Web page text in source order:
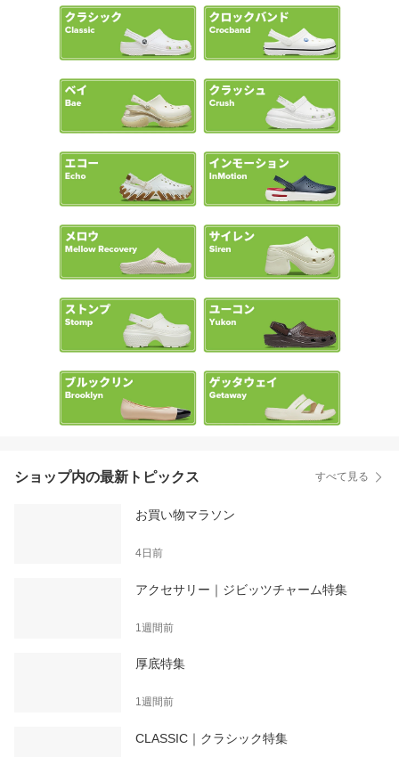
ショップ内の最新トピックス すべて見る
お買い物マラソン
4日前
アクセサリー｜ジビッツチャーム特集
1週間前
厚底特集
1週間前
CLASSIC｜クラシック特集